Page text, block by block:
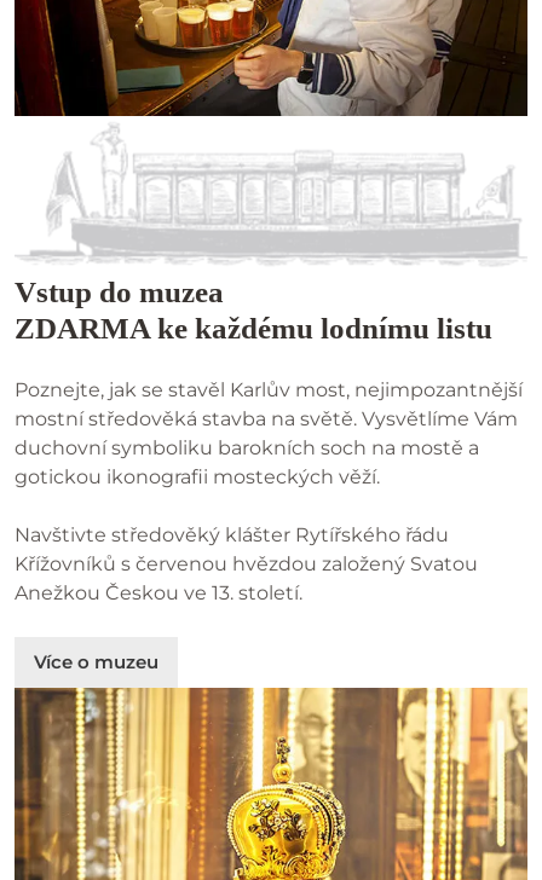
Vstup do muzea
ZDARMA ke každému lodnímu listu
Poznejte, jak se stavěl Karlův most, nejimpozantnější
mostní středověká stavba na světě. Vysvětlíme Vám
duchovní symboliku barokních soch na mostě a
gotickou ikonografii mosteckých věží.
Navštivte středověký klášter Rytířského řádu
Křížovníků s červenou hvězdou založený Svatou
Anežkou Českou ve 13. století.
Více o muzeu